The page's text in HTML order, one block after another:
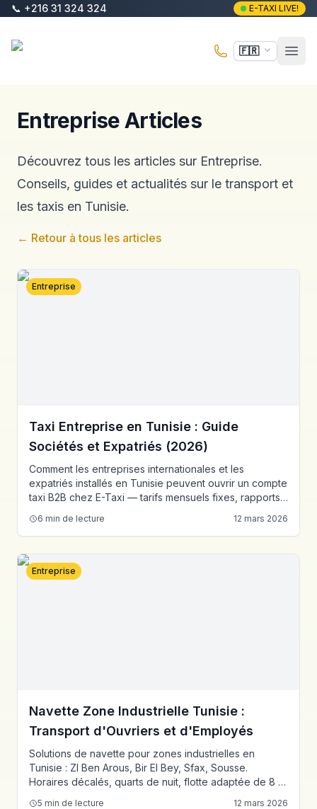
Aller au contenu principal
📞 +216 31 324 324 E-TAXI LIVE!
🇫🇷
Entreprise Articles
Découvrez tous les articles sur Entreprise.
Conseils, guides et actualités sur le transport et
les taxis en Tunisie.
← Retour à tous les articles
Entreprise
Taxi Entreprise en Tunisie : Guide
Sociétés et Expatriés (2026)
Comment les entreprises internationales et les
expatriés installés en Tunisie peuvent ouvrir un compte
taxi B2B chez E-Taxi — tarifs mensuels fixes, rapports
dirigeants et facturation en dinar tunisien.
6 min de lecture 12 mars 2026
Entreprise
Navette Zone Industrielle Tunisie :
Transport d'Ouvriers et d'Employés
Solutions de navette pour zones industrielles en
Tunisie : ZI Ben Arous, Bir El Bey, Sfax, Sousse.
Horaires décalés, quarts de nuit, flotte adaptée de 8 à
5 min de lecture 12 mars 2026